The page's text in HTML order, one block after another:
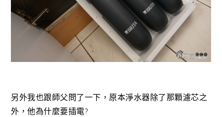
另外我也跟師父問了一下，原本淨水器除了那顆濾芯之
外，他為什麼要插電?